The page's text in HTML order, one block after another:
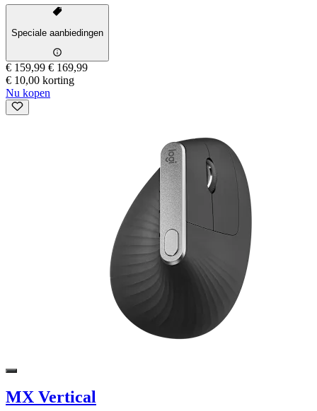
Speciale aanbiedingen
€ 159,99 € 169,99
€ 10,00 korting
Nu kopen
MX Vertical